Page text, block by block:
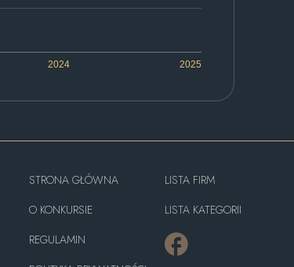
2024 2025
STRONA GŁÓWNA
O KONKURSIE
REGULAMIN
LISTA FIRM
LISTA KATEGORII